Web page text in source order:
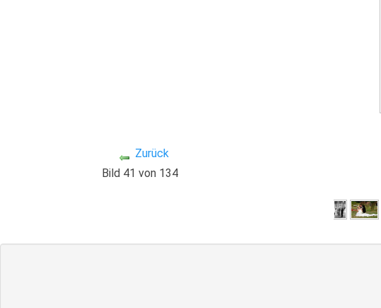
Zurück
Bild 41 von 134